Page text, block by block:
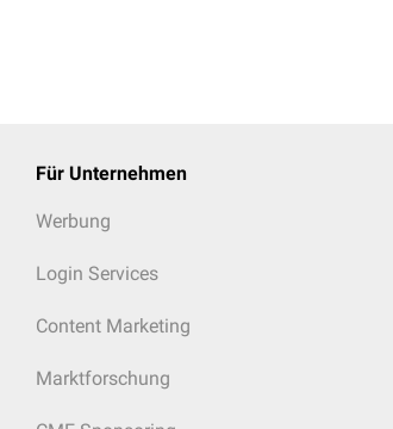
Für Unternehmen
Werbung
Login Services
Content Marketing
Marktforschung